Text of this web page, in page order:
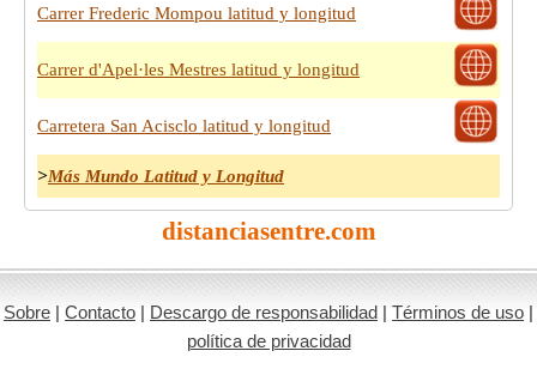
Carrer Frederic Mompou latitud y longitud
Carrer d'Apel·les Mestres latitud y longitud
Carretera San Acisclo latitud y longitud
>Más Mundo Latitud y Longitud
distanciasentre.com
Sobre | Contacto | Descargo de responsabilidad | Términos de uso |
política de privacidad